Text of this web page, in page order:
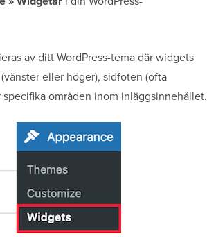
av ditt WordPress-tema där widgets
eller höger), sidfoten (ofta
områden inom inläggsinnehållet.